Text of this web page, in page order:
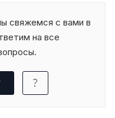
свяжемся с вами в
на все